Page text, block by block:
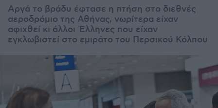
Αργά το βράδυ έφτασε η πτήση στο διεθνές
αεροδρόμιο της Αθήνας, νωρίτερα είχαν
αφιχθεί κι άλλοι Έλληνες που είχαν
εγκλωβιστεί στο εμιράτο του Περσικού Κόλπου